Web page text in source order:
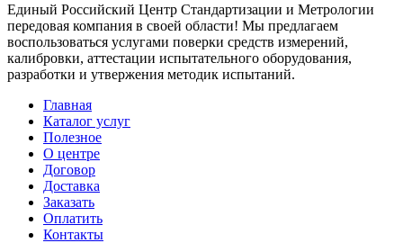
Единый Российский Центр Стандартизации и Метрологии
передовая компания в своей области! Мы предлагаем
воспользоваться услугами поверки средств измерений,
калибровки, аттестации испытательного оборудования,
разработки и утвержения методик испытаний.
Главная
Каталог услуг
Полезное
О центре
Договор
Доставка
Заказать
Оплатить
Контакты